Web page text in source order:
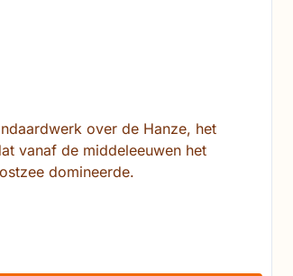
over de Hanze, het
vanaf de middeleeuwen het
domineerde.